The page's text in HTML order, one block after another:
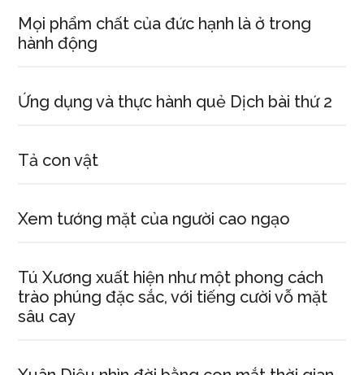
Mọi phẩm chất của đức hạnh là ở trong
hành động
Ứng dụng và thực hành quẻ Dịch bài thứ 2
Tả con vật
Xem tướng mặt của người cao ngạo
Tú Xương xuất hiện như một phong cách
trào phúng đặc sắc, với tiếng cười vỗ mặt
sâu cay